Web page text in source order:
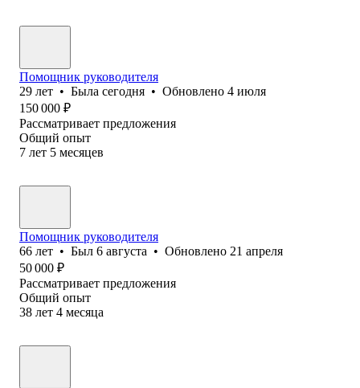
Помощник руководителя
29 лет • Была сегодня • Обновлено 4 июля
150 000 ₽
Рассматривает предложения
Общий опыт
7 лет 5 месяцев
Помощник руководителя
66 лет • Был 6 августа • Обновлено 21 апреля
50 000 ₽
Рассматривает предложения
Общий опыт
38 лет 4 месяца